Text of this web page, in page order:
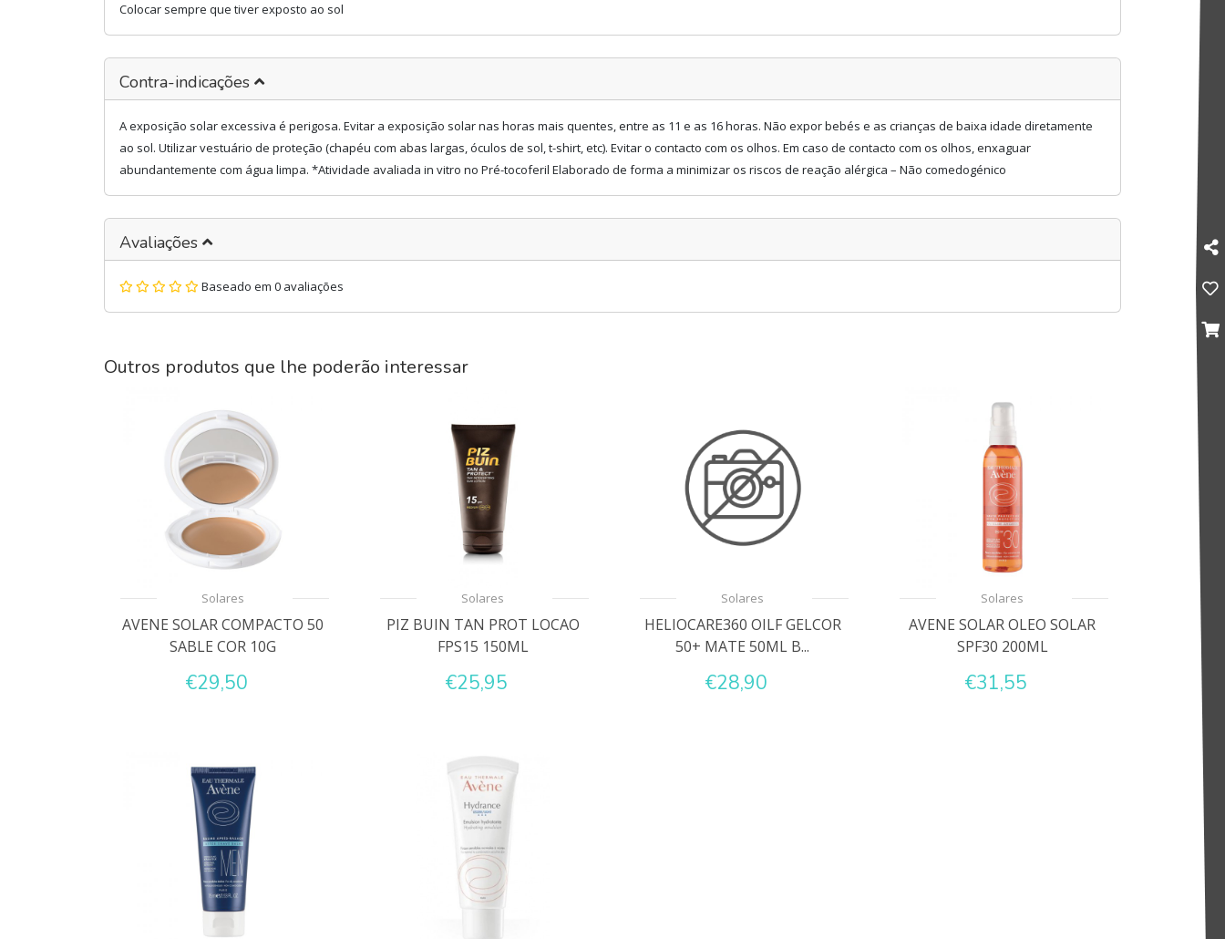
Colocar sempre que tiver exposto ao sol
Contra-indicações
A exposição solar excessiva é perigosa. Evitar a exposição solar nas horas mais quentes, entre as 11 e as 16 horas. Não expor bebés e as crianças de baixa idade diretamente
ao sol. Utilizar vestuário de proteção (chapéu com abas largas, óculos de sol, t-shirt, etc). Evitar o contacto com os olhos. Em caso de contacto com os olhos, enxaguar
abundantemente com água limpa. *Atividade avaliada in vitro no Pré-tocoferil Elaborado de forma a minimizar os riscos de reação alérgica – Não comedogénico
Avaliações
Baseado em 0 avaliações
Outros produtos que lhe poderão interessar
Solares
AVENE SOLAR COMPACTO 50
SABLE COR 10G
€29,50
Solares
PIZ BUIN TAN PROT LOCAO
FPS15 150ML
€25,95
Solares
HELIOCARE360 OILF GELCOR
50+ MATE 50ML B...
€28,90
Solares
AVENE SOLAR OLEO SOLAR
SPF30 200ML
€31,55